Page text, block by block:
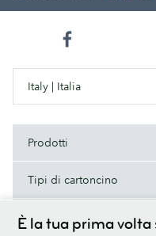
È la tua prima
Italy | Italia
Prodotti
Tipi di cartoncino
A proposito di MOO